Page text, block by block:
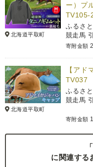
北海道平取町
ー）プ
TV105-
ふるさ
競走馬
寄附金額
北海道平取町
【アド
TV037
ふるさ
競走馬
寄附金額
に関連する